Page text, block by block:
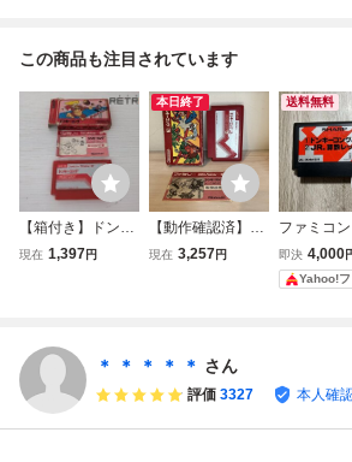
この商品も注目されています
【箱付き】ドンキ
ーコング ファミコ
現在 1,397円
本日終了
【動作確認済】
ドンキーコング3
現在 3,257円
送料無料
ファミコ
ーコング
レッスン
即決 4,000
Yahoo!
＊ ＊ ＊ ＊ ＊ さん
評価 3327 本人確